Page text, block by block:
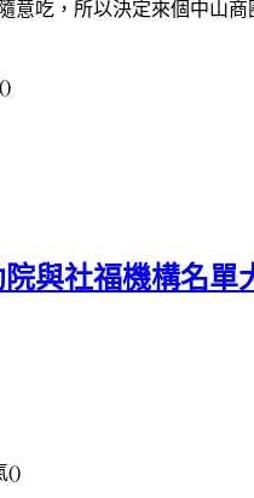
意吃，所以決定來個中山
)
院與社福機構名
()